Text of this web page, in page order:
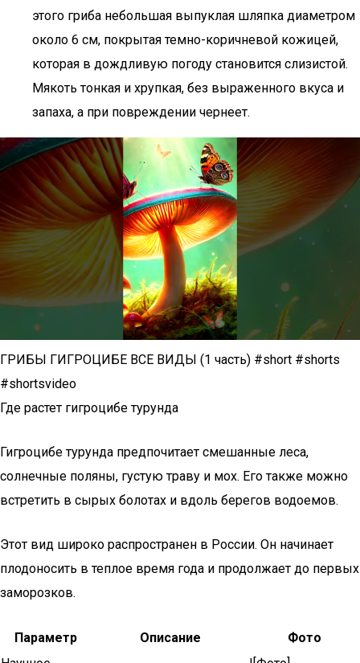
этого гриба небольшая выпуклая шляпка диаметром
около 6 см, покрытая темно-коричневой кожицей,
которая в дождливую погоду становится слизистой.
Мякоть тонкая и хрупкая, без выраженного вкуса и
запаха, а при повреждении чернеет.
ГРИБЫ ГИГРОЦИБЕ ВСЕ ВИДЫ (1 часть) #short #shorts
#shortsvideo
Где растет гигроцибе турунда
Гигроцибе турунда предпочитает смешанные леса,
солнечные поляны, густую траву и мох. Его также можно
встретить в сырых болотах и вдоль берегов водоемов.
Этот вид широко распространен в России. Он начинает
плодоносить в теплое время года и продолжает до первых
заморозков.
Параметр Описание
Фото